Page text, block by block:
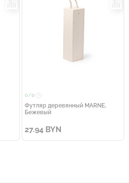
0/0
Футляр деревянный MARNE,
Бежевый
27.94 BYN